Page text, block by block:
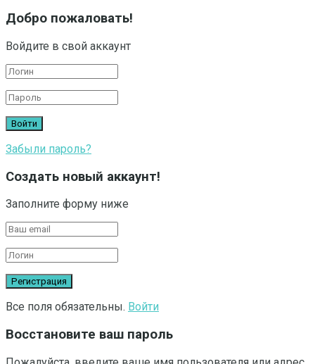
Добро пожаловать!
Войдите в свой аккаунт
Забыли пароль?
Создать новый аккаунт!
Заполните форму ниже
Все поля обязательны. Войти
Восстановите ваш пароль